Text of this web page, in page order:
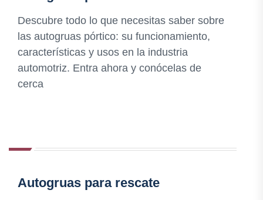
Descubre todo lo que necesitas saber sobre
las autogruas pórtico: su funcionamiento,
características y usos en la industria
automotriz. Entra ahora y conócelas de
cerca
Autogruas para rescate